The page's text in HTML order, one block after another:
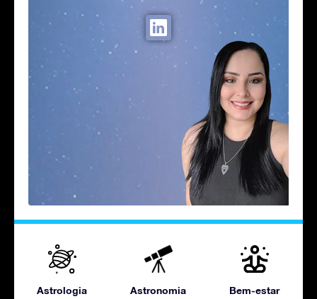
Astrologia Astronomia Bem-estar